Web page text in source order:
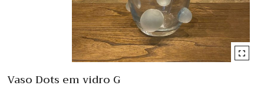
Vaso Dots em vidro G